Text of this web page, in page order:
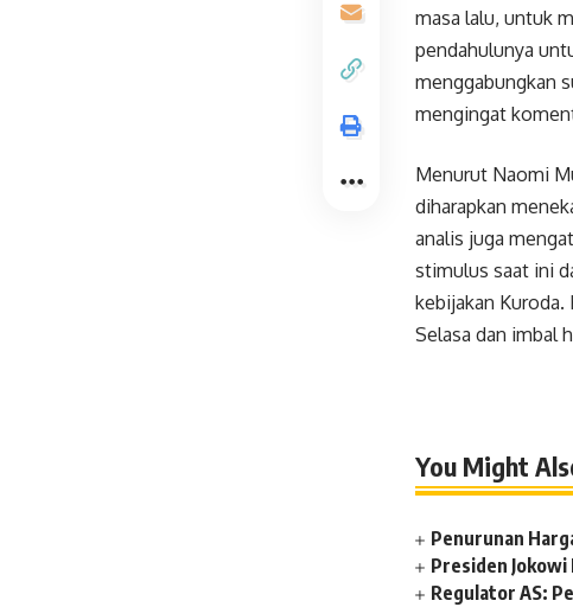
masa lalu, untuk
pendahulunya
menggabungkan
mengingat
Menurut Naomi
diharapkan
analis juga
stimulus saat ini
kebijakan Kuroda.
Selasa dan imbal
You Might
Penurunan
Presiden
Regulator AS: